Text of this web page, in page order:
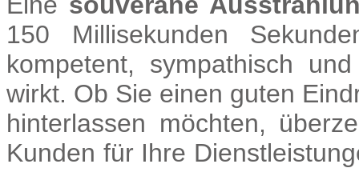
150 Millisekunden
kompetent, sympathisch
wirkt. Ob Sie einen guten
hinterlassen möchten,
Kunden für Ihre